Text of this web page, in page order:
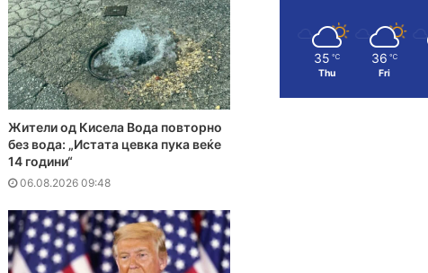
Жители од Кисела Вода повторно
без вода: „Истата цевка пука веќе
14 години“
06.08.2026 09:48
35 ℃
Thu
36 ℃
Fri